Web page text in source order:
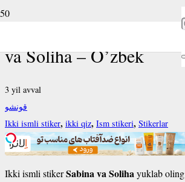
va Soliha – O’zbek
3 yil avval
قونشو
Ikki ismli stiker, ikki qiz, Ism stikeri, Stikerlar
Ikki ismli stikerSabina va Solihayuklab oling